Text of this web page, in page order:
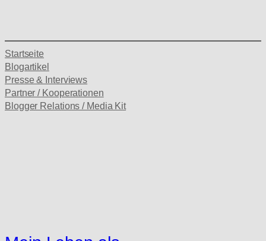
Startseite
Blogartikel
Presse & Interviews
Partner / Kooperationen
Blogger Relations / Media Kit